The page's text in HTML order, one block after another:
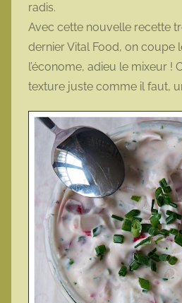
radis.
Avec cette nouvelle recette
dernier Vital Food, on coupe
l’économe, adieu le mixeur !
texture juste comme il faut,